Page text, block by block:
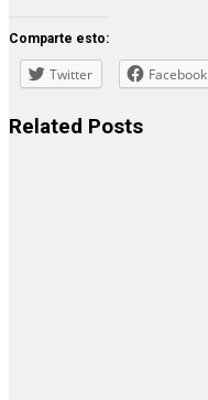
Comparte esto:
Twitter Facebook
Related Posts